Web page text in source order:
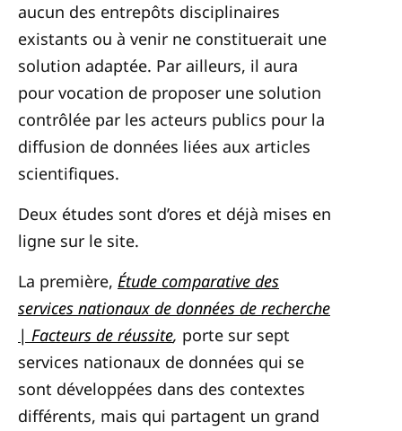
aucun des entrepôts disciplinaires
existants ou à venir ne constituerait une
solution adaptée. Par ailleurs, il aura
pour vocation de proposer une solution
contrôlée par les acteurs publics pour la
diffusion de données liées aux articles
scientifiques.
Deux études sont d’ores et déjà mises en
ligne sur le site.
La première, Étude comparative des
services nationaux de données de recherche
| Facteurs de réussite, porte sur sept
services nationaux de données qui se
sont développées dans des contextes
différents, mais qui partagent un grand